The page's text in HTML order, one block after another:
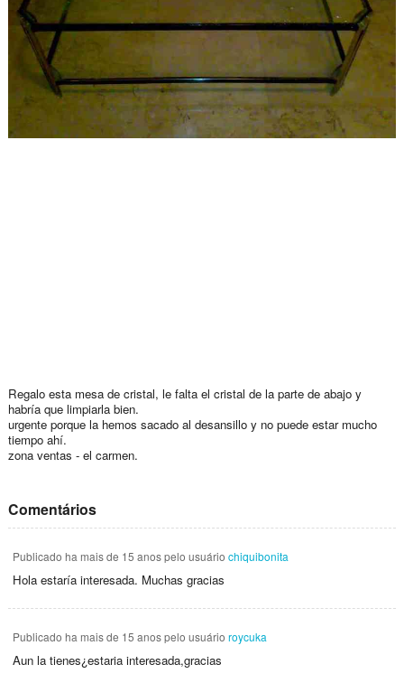
Regalo esta mesa de cristal, le falta el cristal de la parte de abajo y
habría que limpiarla bien.
urgente porque la hemos sacado al desansillo y no puede estar mucho
tiempo ahí.
zona ventas - el carmen.
Comentários
Publicado ha mais de 15 anospelo usuário chiquibonita
Hola estaría interesada. Muchas gracias
Publicado ha mais de 15 anospelo usuário roycuka
Aun la tienes¿estaria interesada,gracias